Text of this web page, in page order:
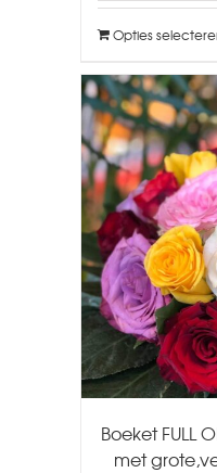
Opties
Boeket FULL
met